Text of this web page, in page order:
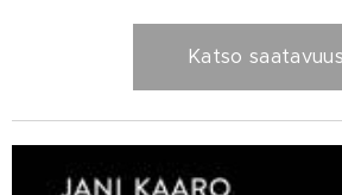
Katso saatavuus